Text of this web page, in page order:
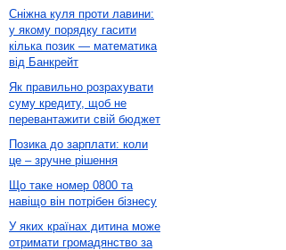
Сніжна куля проти лавини:
у якому порядку гасити
кілька позик — математика
від Банкрейт
Як правильно розрахувати
суму кредиту, щоб не
перевантажити свій бюджет
Позика до зарплати: коли
це – зручне рішення
Що таке номер 0800 та
навіщо він потрібен бізнесу
У яких країнах дитина може
отримати громадянство за